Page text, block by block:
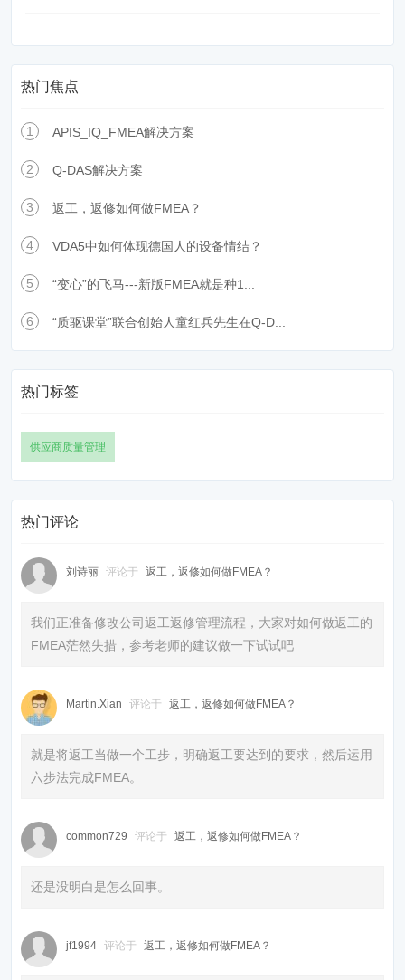
热门焦点
1 APIS_IQ_FMEA解决方案
2 Q-DAS解决方案
3 返工，返修如何做FMEA？
4 VDA5中如何体现德国人的设备情结？
5 “变心”的飞马---新版FMEA就是种1...
6 “质驱课堂”联合创始人童红兵先生在Q-D...
热门标签
供应商质量管理
热门评论
刘诗丽 评论于 返工，返修如何做FMEA？
我们正准备修改公司返工返修管理流程，大家对如何做返工的
FMEA茫然失措，参考老师的建议做一下试试吧
Martin.Xian 评论于 返工，返修如何做FMEA？
就是将返工当做一个工步，明确返工要达到的要求，然后运用
六步法完成FMEA。
common729 评论于 返工，返修如何做FMEA？
还是没明白是怎么回事。
jf1994 评论于 返工，返修如何做FMEA？